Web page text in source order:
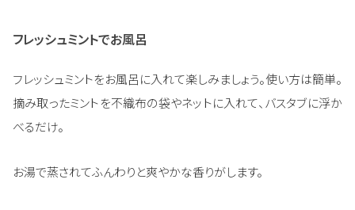
フレッシュミントでお風呂
フレッシュミントをお風呂に入れて楽しみましょう。使い方は簡単。
摘み取ったミントを不織布の袋やネットに入れて、バスタブに浮か
べるだけ。
お湯で蒸されてふんわりと爽やかな香りがします。